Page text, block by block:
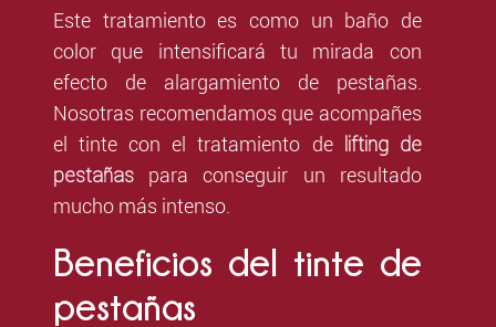
Este tratamiento es como un baño de
color que intensificará tu mirada con
efecto de alargamiento de pestañas.
Nosotras recomendamos que acompañes
el tinte con el tratamiento delifting de
pestañas para conseguir un resultado
mucho más intenso.
Beneficios del tinte de
pestañas